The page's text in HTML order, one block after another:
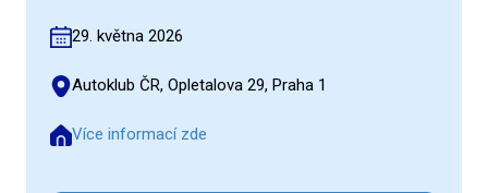
29. května 2026
Autoklub ČR, Opletalova 29, Praha 1
Více informací zde